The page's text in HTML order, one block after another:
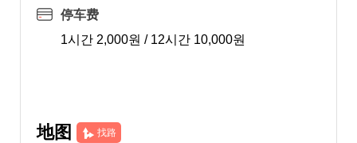
停车费
1시간 2,000원 / 12시간 10,000원
地图 找路